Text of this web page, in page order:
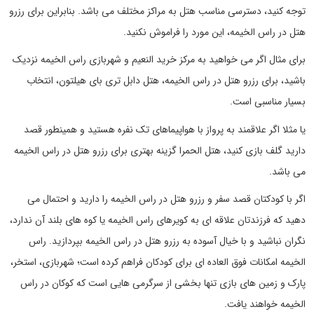
توجه کنید، دسترسی مناسب هتل به مراکز مختلف می باشد. بنابراین برای رزرو
هتل در راس الخیمه، این مورد را فراموش نکنید.
برای مثال اگر می خواهید به مرکز خرید النعیم و شهربازی راس الخیمه نزدیک
باشید، برای رزرو هتل در راس الخیمه، هتل دابل تری بای هیلتون، انتخاب
بسیار مناسبی است.
یا مثلا اگر علاقمند به پرواز با هواپیماهای تک نفره هستید و همینطور قصد
دارید گلف بازی کنید، هتل الحمرا گزینه بهتری برای رزرو هتل در راس الخیمه
می باشد.
اگر با کودکتان قصد سفر و رزرو هتل در راس الخیمه را دارید و احتمال می
دهید که فرزندتان علاقه ای به کویرهای راس الخیمه یا کوه های بلند آن ندارد،
نگران نباشید و با خیال آسوده به رزرو هتل در راس الخیمه بپردازید. راس
الخیمه امکانات فوق العاده ای برای کودکان فراهم کرده است؛ شهربازی، استخر،
پارک و زمین های بازی تنها بخشی از سرگرمی هایی است که کوکان در راس
الخیمه خواهند یافت.